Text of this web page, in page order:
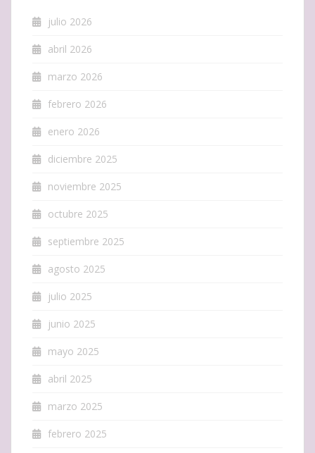
julio 2026
abril 2026
marzo 2026
febrero 2026
enero 2026
diciembre 2025
noviembre 2025
octubre 2025
septiembre 2025
agosto 2025
julio 2025
junio 2025
mayo 2025
abril 2025
marzo 2025
febrero 2025